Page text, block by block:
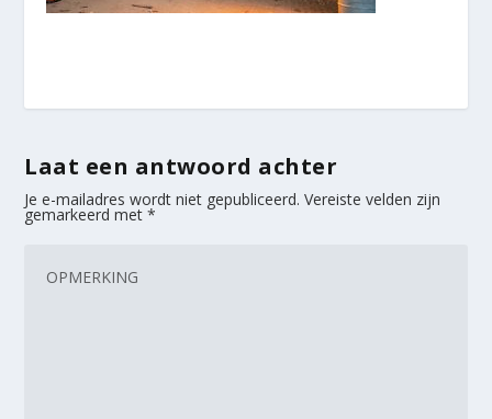
Laat een antwoord achter
Je e-mailadres wordt niet gepubliceerd. Vereiste velden zijn
gemarkeerd met*